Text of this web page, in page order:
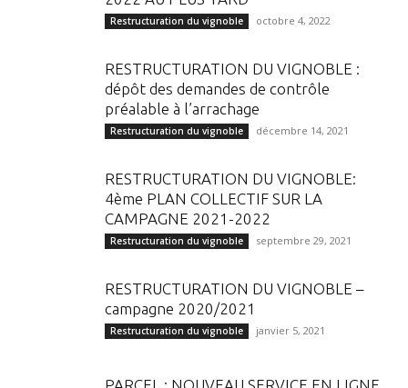
Restructuration du vignoble octobre 4, 2022
RESTRUCTURATION DU VIGNOBLE :
dépôt des demandes de contrôle
préalable à l’arrachage
Restructuration du vignoble décembre 14, 2021
RESTRUCTURATION DU VIGNOBLE:
4ème PLAN COLLECTIF SUR LA
CAMPAGNE 2021-2022
Restructuration du vignoble septembre 29, 2021
RESTRUCTURATION DU VIGNOBLE –
campagne 2020/2021
Restructuration du vignoble janvier 5, 2021